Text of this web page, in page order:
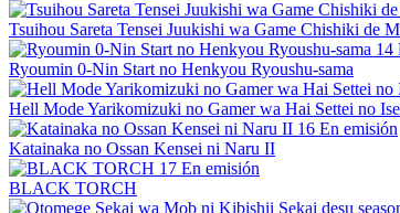
Tsuihou Sareta Tensei Juukishi wa Game Chishiki de
14
Ryoumin 0-Nin Start no Henkyou Ryoushu-sama
Hell Mode Yarikomizuki no Gamer wa Hai Settei no
16 En emisión
Katainaka no Ossan Kensei ni Naru II
17 En emisión
BLACK TORCH